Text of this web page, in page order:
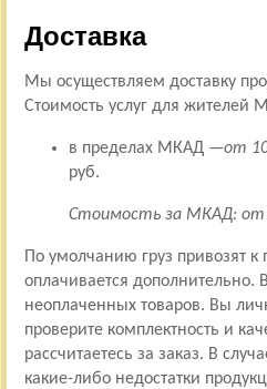
Доставка
Мы осуществляем доставку
Стоимость услуг для жителей
в пределах МКАД —от
руб.
Стоимость за МКАД: от
По умолчанию груз привозят
оплачивается дополнительно.
неоплаченных товаров. Вы
проверите комплектность и
рассчитаетесь за заказ. В
какие-либо недостатки